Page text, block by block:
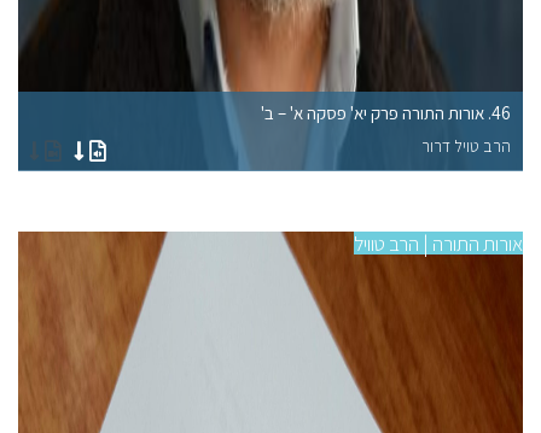
הרב טויל דרור
אורות התורה | הרב טוויל